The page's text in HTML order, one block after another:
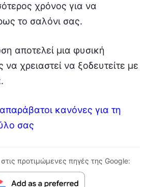
χρόνος για να
το σαλόνι σας.
αποτελεί μια φυσική
να χρειαστεί να ξοδευτείτε με
κανόνες για τη
σας
προτιμώμενες πηγές της Google: